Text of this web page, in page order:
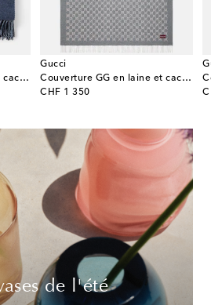
Couverture GG en laine et cachemire
Gucci
Couverture GG en laine et cachemire
CHF 1 350
original price
de l'été